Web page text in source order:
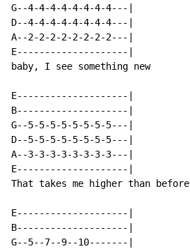
G--4-4-4-4-4-4-4-4---|
D--4-4-4-4-4-4-4-4---|
A--2-2-2-2-2-2-2-2---|
E--------------------|
baby, I see something new
E--------------------|
B--------------------|
G--5-5-5-5-5-5-5-5---|
D--5-5-5-5-5-5-5-5---|
A--3-3-3-3-3-3-3-3---|
E--------------------|
That takes me higher than before
E--------------------|
B--------------------|
G--5--7--9--10-------|